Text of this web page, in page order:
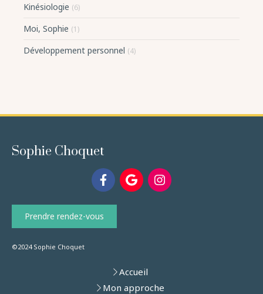
Kinésiologie (6)
Moi, Sophie (1)
Développement personnel (4)
Sophie Choquet
Prendre rendez-vous
©2024 Sophie Choquet
Accueil
Mon approche